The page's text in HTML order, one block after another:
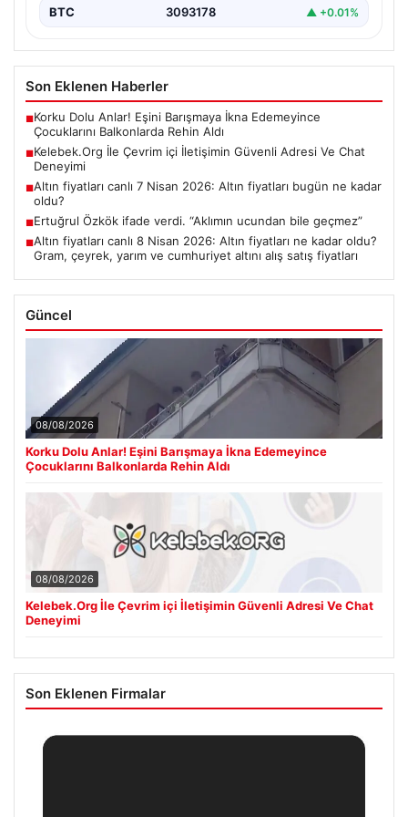
BTC 3093178 ▲ +0.01%
Son Eklenen Haberler
■Korku Dolu Anlar! Eşini Barışmaya İkna Edemeyince
Çocuklarını Balkonlarda Rehin Aldı
■Kelebek.Org İle Çevrim içi İletişimin Güvenli Adresi Ve Chat
Deneyimi
■Altın fiyatları canlı 7 Nisan 2026: Altın fiyatları bugün ne kadar
oldu?
■Ertuğrul Özkök ifade verdi. “Aklımın ucundan bile geçmez”
■Altın fiyatları canlı 8 Nisan 2026: Altın fiyatları ne kadar oldu?
Gram, çeyrek, yarım ve cumhuriyet altını alış satış fiyatları
Güncel
08/08/2026
Korku Dolu Anlar! Eşini Barışmaya İkna Edemeyince
Çocuklarını Balkonlarda Rehin Aldı
08/08/2026
Kelebek.Org İle Çevrim içi İletişimin Güvenli Adresi Ve Chat
Deneyimi
Son Eklenen Firmalar